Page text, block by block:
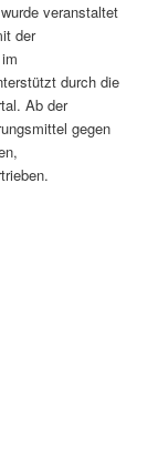
veranstaltet
der
durch die
Ab der
gegen